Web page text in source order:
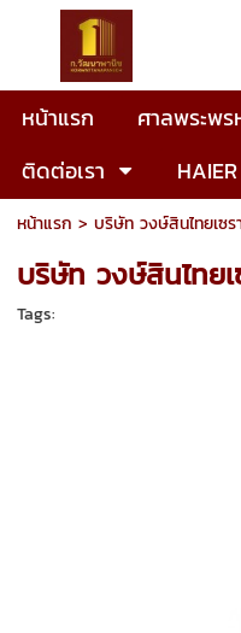
หน้าแรก ศาลพระพร
ติดต่อเรา
HAIER
หน้าแรก > บริษัท วงษ์สินไทยเซ
บริษัท วงษ์สินไทย
Tags: